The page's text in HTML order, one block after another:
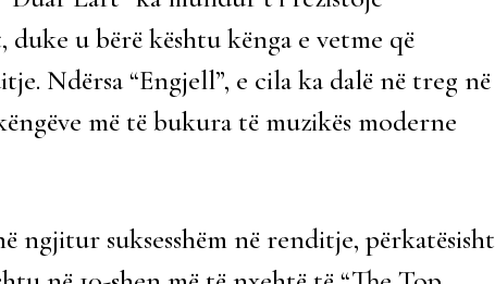
u bërë kështu kënga e vetme që
Ndërsa “Engjell”, e cila ka dalë në treg në
më të bukura të muzikës moderne
ngjitur suksesshëm në renditje, përkatësisht